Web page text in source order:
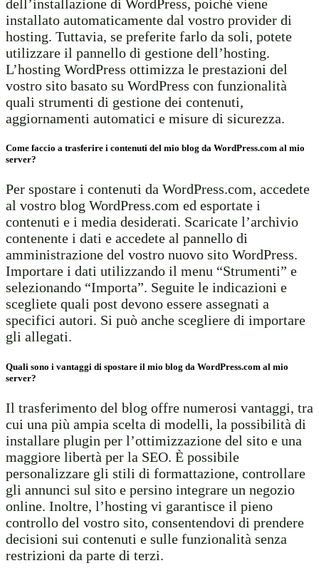
dell’installazione di WordPress, poiché viene
installato automaticamente dal vostro provider di
hosting. Tuttavia, se preferite farlo da soli, potete
utilizzare il pannello di gestione dell’hosting.
L’hosting WordPress ottimizza le prestazioni del
vostro sito basato su WordPress con funzionalità
quali strumenti di gestione dei contenuti,
aggiornamenti automatici e misure di sicurezza.
Come faccio a trasferire i contenuti del mio blog da WordPress.com al mio
server?
Per spostare i contenuti da WordPress.com, accedete
al vostro blog WordPress.com ed esportate i
contenuti e i media desiderati. Scaricate l’archivio
contenente i dati e accedete al pannello di
amministrazione del vostro nuovo sito WordPress.
Importare i dati utilizzando il menu “Strumenti” e
selezionando “Importa”. Seguite le indicazioni e
scegliete quali post devono essere assegnati a
specifici autori. Si può anche scegliere di importare
gli allegati.
Quali sono i vantaggi di spostare il mio blog da WordPress.com al mio
server?
Il trasferimento del blog offre numerosi vantaggi, tra
cui una più ampia scelta di modelli, la possibilità di
installare plugin per l’ottimizzazione del sito e una
maggiore libertà per la SEO. È possibile
personalizzare gli stili di formattazione, controllare
gli annunci sul sito e persino integrare un negozio
online. Inoltre, l’hosting vi garantisce il pieno
controllo del vostro sito, consentendovi di prendere
decisioni sui contenuti e sulle funzionalità senza
restrizioni da parte di terzi.